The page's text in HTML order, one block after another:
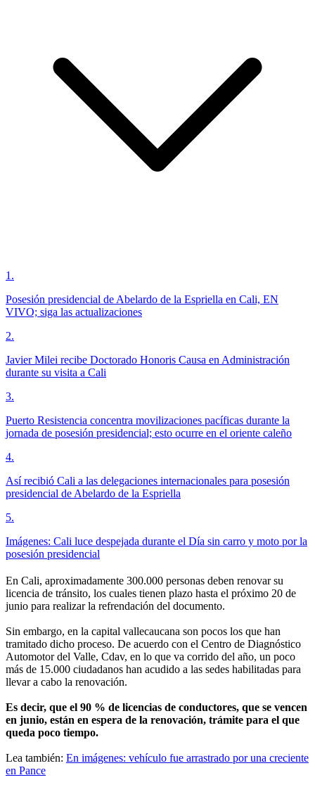
1 .
Posesión presidencial de Abelardo de la Espriella en Cali, EN
VIVO; siga las actualizaciones
2.
Javier Milei recibe Doctorado Honoris Causa en Administración
durante su visita a Cali
3.
Puerto Resistencia concentra movilizaciones pacíficas durante la
jornada de posesión presidencial; esto ocurre en el oriente caleño
4.
Así recibió Cali a las delegaciones internacionales para posesión
presidencial de Abelardo de la Espriella
5.
Imágenes: Cali luce despejada durante el Día sin carro y moto por la
posesión presidencial
En Cali, aproximadamente 300.000 personas deben renovar su
licencia de tránsito, los cuales tienen plazo hasta el próximo 20 de
junio para realizar la refrendación del documento.
Sin embargo, en la capital vallecaucana son pocos los que han
tramitado dicho proceso. De acuerdo con el Centro de Diagnóstico
Automotor del Valle, Cdav, en lo que va corrido del año, un poco
más de 15.000 ciudadanos han acudido a las sedes habilitadas para
llevar a cabo la renovación.
Es decir, que el 90 % de licencias de conductores, que se vencen
en junio, están en espera de la renovación, trámite para el que
queda poco tiempo.
Lea también: En imágenes: vehículo fue arrastrado por una creciente
en Pance